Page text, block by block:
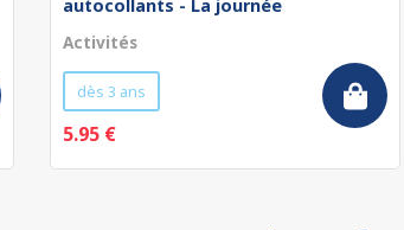
autocollants - La journée
Activités
dès 3 ans
5.95 €